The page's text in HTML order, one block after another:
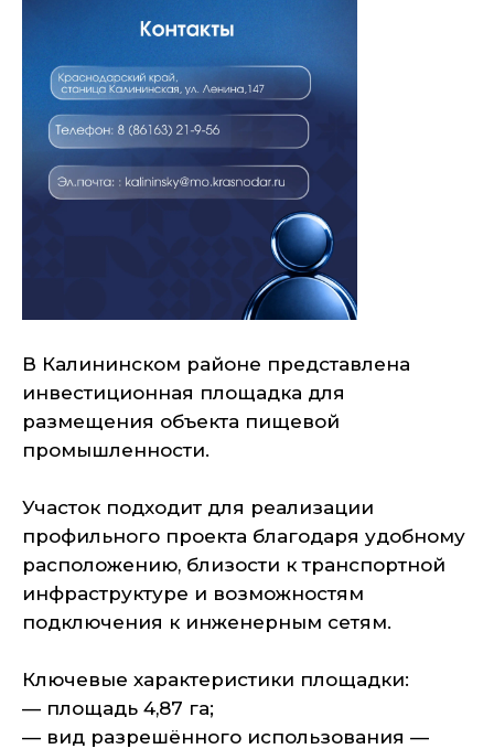
В Калининском районе представлена
инвестиционная площадка для
размещения объекта пищевой
промышленности.
Участок подходит для реализации
профильного проекта благодаря удобному
расположению, близости к транспортной
инфраструктуре и возможностям
подключения к инженерным сетям.
Ключевые характеристики площадки:
— площадь 4,87 га;
— вид разрешённого использования —